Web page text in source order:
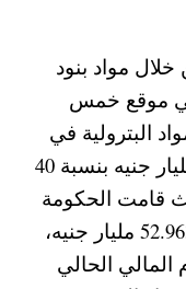
مواد بنود
في موقع خمس
البترولية في
مشروع الموازنة الجديدة، 35.476 مليار جنيه بنسبة 40
قامت الحكومة
في العام المالي الجديد بتخصيص 52.963 مليار جنيه،
المالي الحالي